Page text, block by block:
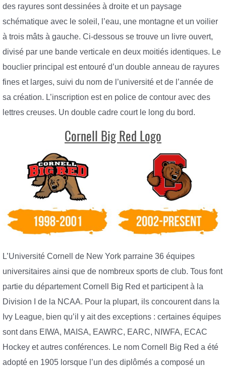
des rayures sont dessinées à droite et un paysage
schématique avec le soleil, l’eau, une montagne et un voilier
à trois mâts à gauche. Ci-dessous se trouve un livre ouvert,
divisé par une bande verticale en deux moitiés identiques. Le
bouclier principal est entouré d’un double anneau de rayures
fines et larges, suivi du nom de l’université et de l’année de
sa création. L’inscription est en police de contour avec des
lettres creuses. Un double cadre court le long du bord.
Cornell Big Red Logo
L’Université Cornell de New York parraine 36 équipes
universitaires ainsi que de nombreux sports de club. Tous font
partie du département Cornell Big Red et participent à la
Division I de la NCAA. Pour la plupart, ils concourent dans la
Ivy League, bien qu’il y ait des exceptions : certaines équipes
sont dans EIWA, MAISA, EAWRC, EARC, NIWFA, ECAC
Hockey et autres conférences. Le nom Cornell Big Red a été
adopté en 1905 lorsque l’un des diplômés a composé un